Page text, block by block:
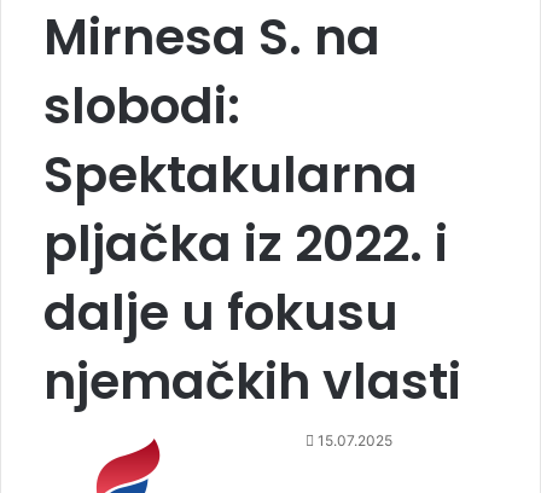
Mirnesa S. na
slobodi:
Spektakularna
pljačka iz 2022. i
dalje u fokusu
njemačkih vlasti
15.07.2025